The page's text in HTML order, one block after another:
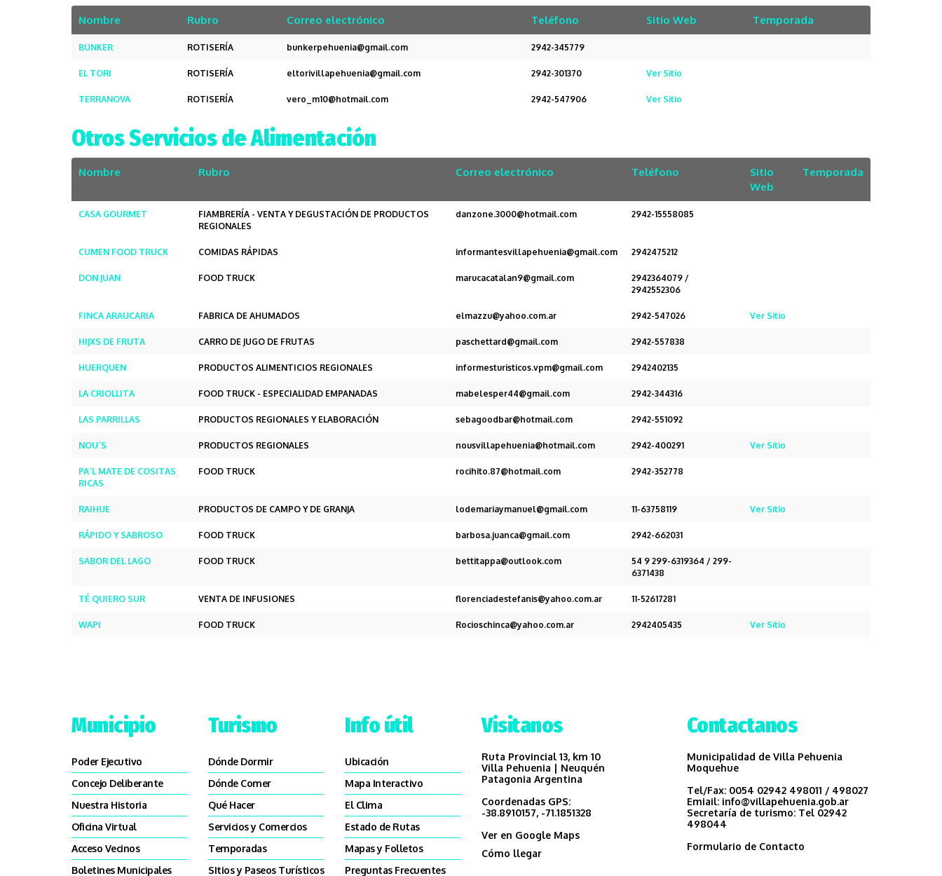
Nombre Rubro Correo electrónico Teléfono Sitio Web Temporada
BUNKER ROTISERÍA bunkerpehuenia@gmail.com 2942-345779
EL TORI ROTISERÍA eltorivillapehuenia@gmail.com 2942-301370 Ver Sitio
TERRANOVA ROTISERÍA vero_m10@hotmail.com 2942-547906 Ver Sitio
Otros Servicios de Alimentación
Nombre Rubro Correo electrónico Teléfono
Sitio
Web
Temporada
CASA GOURMET
FIAMBRERÍA - VENTA Y DEGUSTACIÓN DE PRODUCTOS
REGIONALES
danzone.3000@hotmail.com 2942-15558085
CUMEN FOOD TRUCK COMIDAS RÁPIDAS informantesvillapehuenia@gmail.com 2942475212
DON JUAN FOOD TRUCK marucacatalan9@gmail.com
2942364079 /
2942552306
FINCA ARAUCARIA FABRICA DE AHUMADOS elmazzu@yahoo.com.ar 2942-547026 Ver Sitio
HIJXS DE FRUTA CARRO DE JUGO DE FRUTAS paschettard@gmail.com 2942-557838
HUERQUEN PRODUCTOS ALIMENTICIOS REGIONALES informesturisticos.vpm@gmail.com 2942402135
LA CRIOLLITA FOOD TRUCK - ESPECIALIDAD EMPANADAS mabelesper44@gmail.com 2942-344316
LAS PARRILLAS PRODUCTOS REGIONALES Y ELABORACIÓN sebagoodbar@hotmail.com 2942-551092
NOU´S PRODUCTOS REGIONALES nousvillapehuenia@hotmail.com 2942-400291 Ver Sitio
PA´L MATE DE COSITAS
RICAS
FOOD TRUCK rocihito.87@hotmail.com 2942-352778
RAIHUE PRODUCTOS DE CAMPO Y DE GRANJA lodemariaymanuel@gmail.com 11-63758119 Ver Sitio
RÁPIDO Y SABROSO FOOD TRUCK barbosa.juanca@gmail.com 2942-662031
SABOR DEL LAGO FOOD TRUCK bettitappa@outlook.com
54 9 299-6319364 / 299-
6371438
TÉ QUIERO SUR VENTA DE INFUSIONES florenciadestefanis@yahoo.com.ar 11-52617281
WAPI FOOD TRUCK Rocioschinca@yahoo.com.ar 2942405435 Ver Sitio
Municipio
Poder Ejecutivo
Concejo Deliberante
Nuestra Historia
Oficina Virtual
Acceso Vecinos
Boletines Municipales
Turismo
Dónde Dormir
Dónde Comer
Qué Hacer
Servicios y Comercios
Temporadas
SItios y Paseos Turísticos
Info útil
Ubicación
Mapa Interactivo
El Clima
Estado de Rutas
Mapas y Folletos
Preguntas Frecuentes
Visitanos
Ruta Provincial 13, km 10
Villa Pehuenia | Neuquén
Patagonia Argentina
Coordenadas GPS:
-38.8910157, -71.1851328
Ver en Google Maps
Cómo llegar
Contactanos
Municipalidad de Villa Pehuenia
Moquehue
Tel/Fax:0054 02942 498011 / 498027
Emiail:info@villapehuenia.gob.ar
Secretaría de turismo:Tel 02942
498044
Formulario de Contacto